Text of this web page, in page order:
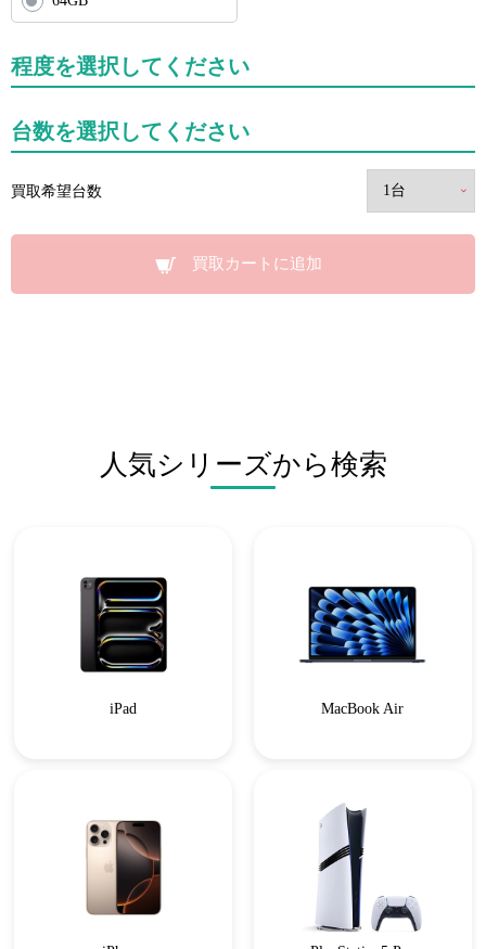
程度を選択してください
台数を選択してください
買取希望台数
買取カートに追加
人気シリーズから検索
iPad MacBook Air